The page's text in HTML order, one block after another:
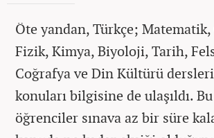
Öte yandan, Türkçe;
Fizik, Kimya, Biyoloji, Tarih,
Coğrafya ve Din Kültürü
konuları bilgisine de ulaşıldı.
öğrenciler sınava az bir süre